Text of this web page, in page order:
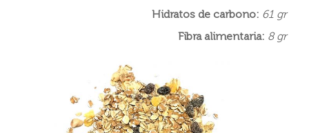
Hidratos de carbono: 61 gr
Fibra alimentaria: 8 gr